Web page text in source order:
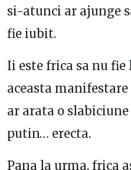
si-atunci ar ajunge
fie iubit.
Ii este frica sa nu
aceasta
ar arata o
putin… erecta.
Pana la urma, frica